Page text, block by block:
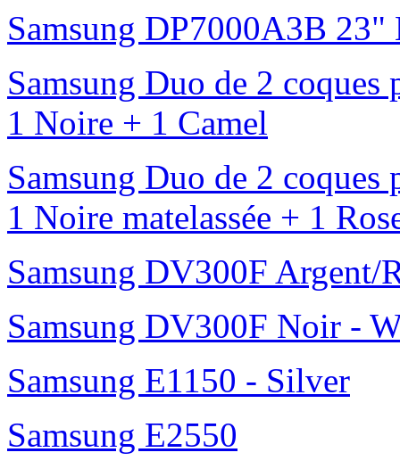
Samsung DP7000A3B
Samsung Duo de 2
1 Noire + 1 Camel
Samsung Duo de 2
1 Noire matelassée + 1
Samsung DV300F Argent/
Samsung DV300F Noir -
Samsung E1150 - Silver
Samsung E2550